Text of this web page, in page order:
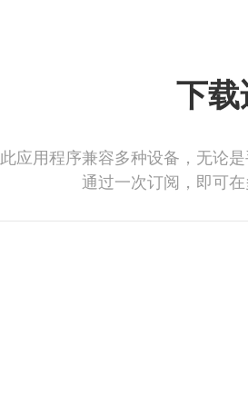
下
此应用程序兼容多种设备，无论
通过一次订阅，即可